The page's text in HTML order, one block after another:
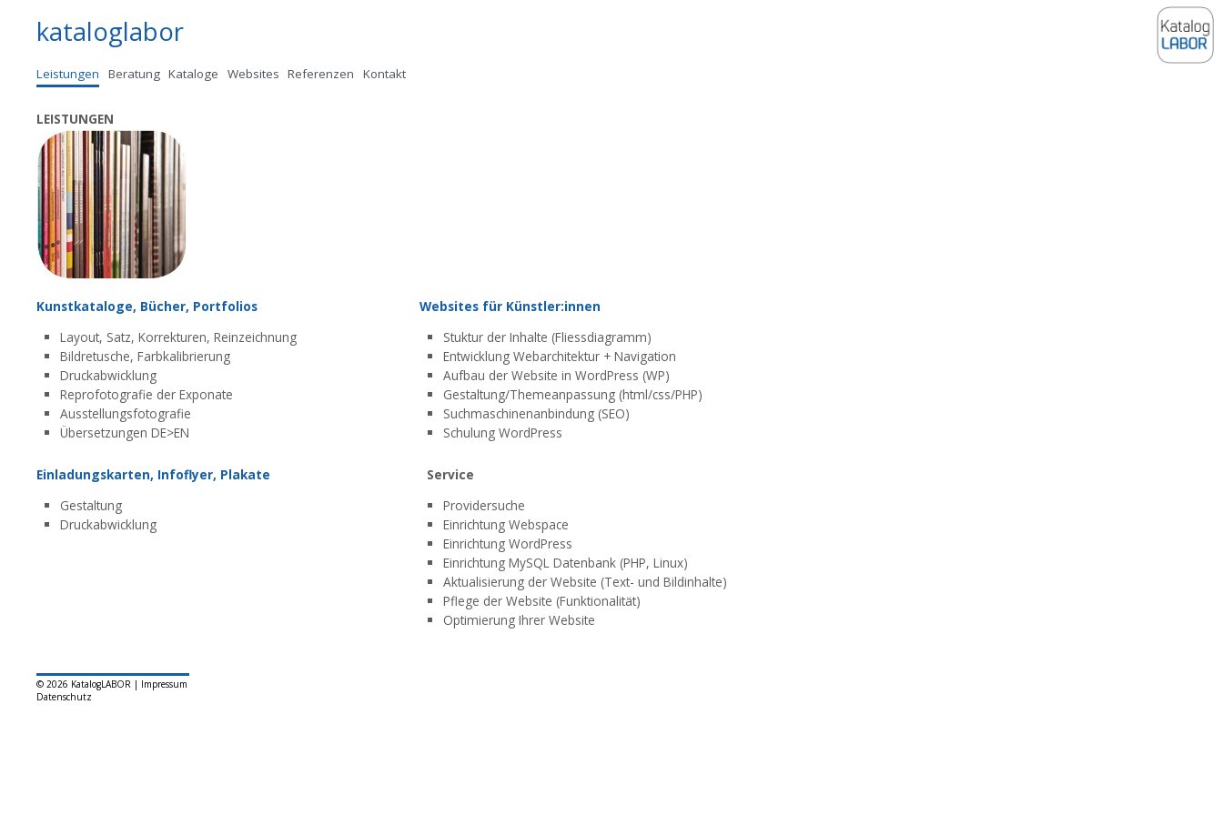
kataloglabor
Zum
Inhalt
Leistungen Beratung Kataloge Websites Referenzen Kontakt
LEISTUNGEN
Kunstkataloge, Bücher, Portfolios
Layout, Satz, Korrekturen, Reinzeichnung
Bildretusche, Farbkalibrierung
Druckabwicklung
Reprofotografie der Exponate
Ausstellungsfotografie
Übersetzungen DE>EN
Einladungskarten, Infoflyer, Plakate
Gestaltung
Druckabwicklung
Websites für Künstler:innen
Stuktur der Inhalte (Fliessdiagramm)
Entwicklung Webarchitektur + Navigation
Aufbau der Website in WordPress (WP)
Gestaltung/Themeanpassung (html/css/PHP)
Suchmaschinenanbindung (SEO)
Schulung WordPress
Service
Providersuche
Einrichtung Webspace
Einrichtung WordPress
Einrichtung MySQL Datenbank (PHP, Linux)
Aktualisierung der Website (Text- und Bildinhalte)
Pflege der Website (Funktionalität)
Optimierung Ihrer Website
© 2026 KatalogLABOR | Impressum
Datenschutz